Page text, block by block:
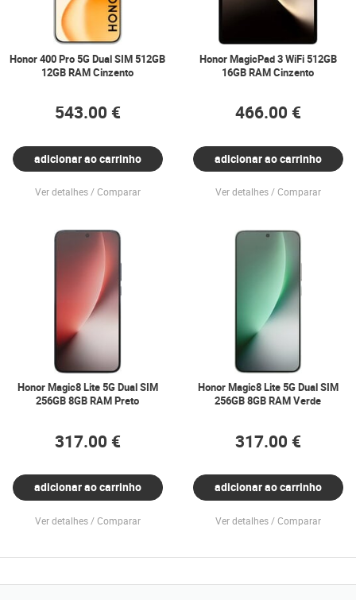
Honor 400 Pro 5G Dual SIM 512GB
12GB RAM Cinzento
543.00 €
adicionar ao carrinho
Ver detalhes Comparar
Honor MagicPad 3 WiFi 512GB
16GB RAM Cinzento
466.00 €
adicionar ao carrinho
Ver detalhes Comparar
Honor Magic8 Lite 5G Dual SIM
256GB 8GB RAM Preto
317.00 €
adicionar ao carrinho
Ver detalhes Comparar
Honor Magic8 Lite 5G Dual SIM
256GB 8GB RAM Verde
317.00 €
adicionar ao carrinho
Ver detalhes Comparar